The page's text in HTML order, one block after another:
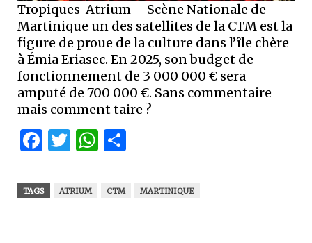
Tropiques-Atrium – Scène Nationale de
Martinique un des satellites de la CTM est la
figure de proue de la culture dans l’île chère
à Émia Eriasec. En 2025, son budget de
fonctionnement de 3 000 000 € sera
amputé de 700 000 €. Sans commentaire
mais comment taire ?
Facebook
Twitter
WhatsApp
TAGS ATRIUM CTM MARTINIQUE